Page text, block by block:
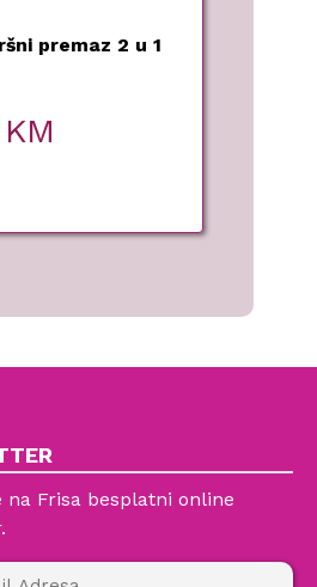
premaz 2 u 1
KM
na Frisa besplatni online